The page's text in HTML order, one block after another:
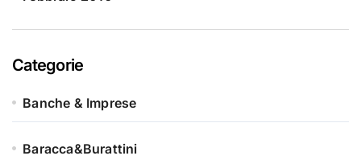
Categorie
Banche & Imprese
Baracca&Burattini